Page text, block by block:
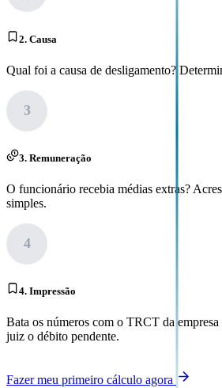
2. Causa
Qual foi a causa de desligamento?
3
3. Remuneração
O funcionário recebia médias extras?
simples.
4
4. Impressão
Bata os números com o TRCT da
juiz o débito pendente.
Fazer meu primeiro cálculo agora